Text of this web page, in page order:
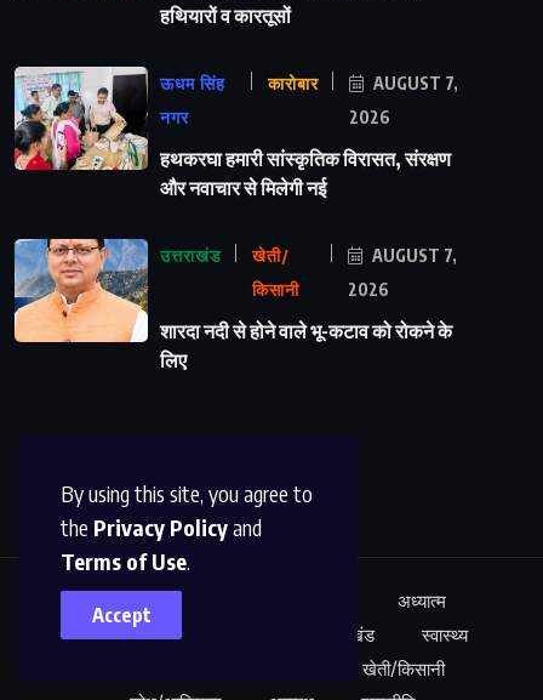
By using this site, you agree to
the Privacy Policyand
Terms of Use.
Accept
हथियारों व कारतूसों
ऊधम सिंह
नगर
कारोबार
AUGUST 7,
2026
हथकरघा हमारी सांस्कृतिक विरासत, संरक्षण
और नवाचार से मिलेगी नई
उत्तराखंड
खेती/
किसानी
AUGUST 7,
2026
शारदा नदी से होने वाले भू-कटाव को रोकने के
लिए
ऊधम सिंह नगर
अध्यात्म
कारोबार
अपराध उत्तराखंड
स्वास्थ्य
खेती/किसानी